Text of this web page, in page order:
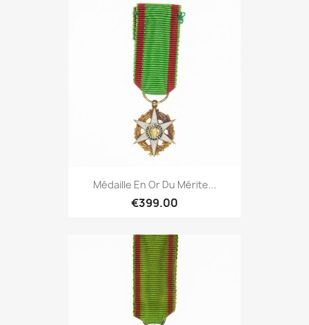
Médaille En Or Du Mérite...
€399.00